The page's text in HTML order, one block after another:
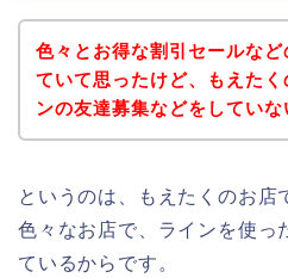
色々とお得な割引セールなど
ていて思ったけど、もえたく
ンの友達募集などをしていな
というのは、もえたくのお店
色々なお店で、ラインを使っ
ているからです。